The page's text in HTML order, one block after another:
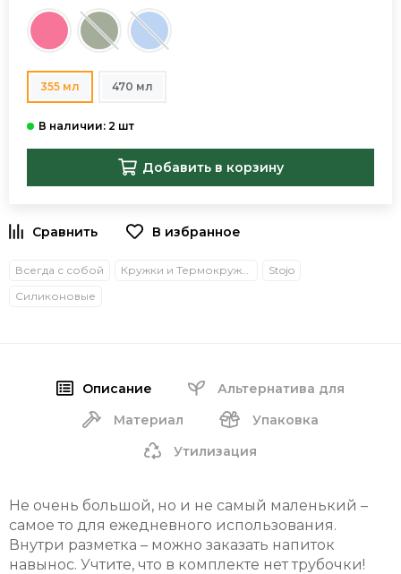
355 мл 470 мл
Добавить в корзину
В избранное
Всегда с собой
Stojo
Силиконовые
Описание
Альтернатива для
Материал
Упаковка
Утилизация
Не очень большой, но и не самый маленький –
самое то для ежедневного использования.
Внутри разметка – можно заказать напиток
навынос. Учтите, что в комплекте нет трубочки!